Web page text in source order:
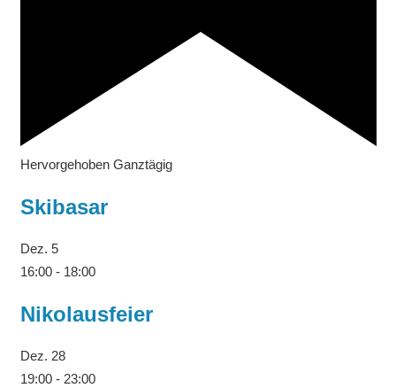
Hervorgehoben Ganztägig
Skibasar
Dez. 5
16:00- 18:00
Nikolausfeier
Dez. 28
19:00- 23:00